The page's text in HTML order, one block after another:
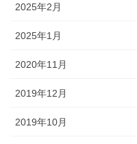
2025年2月
2025年1月
2020年11月
2019年12月
2019年10月